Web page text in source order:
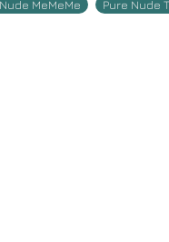
MeMeMe Pure Nude